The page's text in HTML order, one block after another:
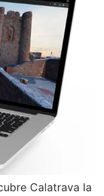
Calatrava la